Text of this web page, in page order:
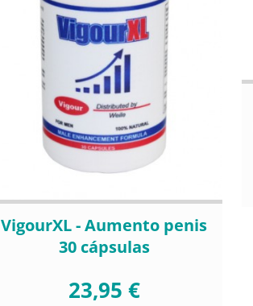
VigourXL - Aumento penis
30 cápsulas
23,95 €